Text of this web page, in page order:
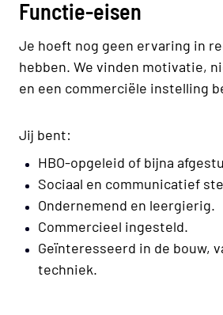
Functie-eisen
Je hoeft nog geen ervaring in
hebben. We vinden motivatie,
en een commerciële instelling
Jij bent:
HBO-opgeleid of bijna
Sociaal en communicatief
Ondernemend en leergierig.
Commercieel ingesteld.
Geïnteresseerd in de bouw,
techniek.